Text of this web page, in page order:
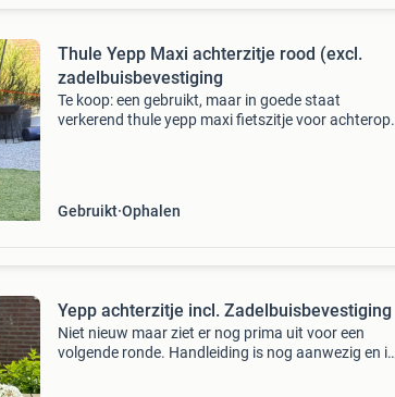
Thule Yepp Maxi achterzitje rood (excl.
zadelbuisbevestiging
Te koop: een gebruikt, maar in goede staat
verkerend thule yepp maxi fietszitje voor achterop,
Gebruikt Ophalen
Yepp achterzitje incl. Zadelbuisbevestiging
Niet nieuw maar ziet er nog prima uit voor een
volgende ronde. Handleiding is nog aanwezig en is